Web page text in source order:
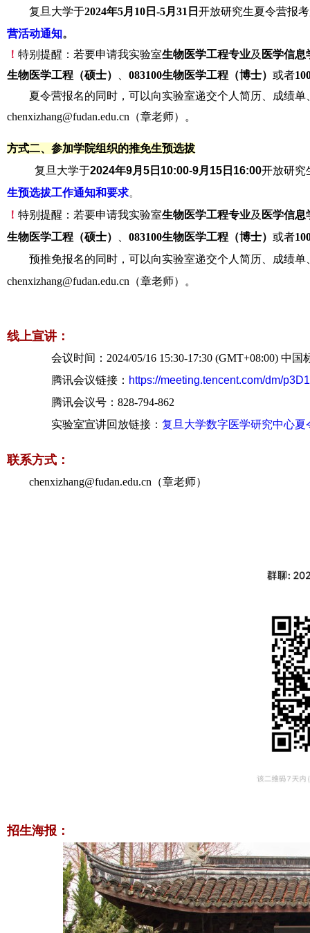
复旦大学于2024年5月10日-5月31日 开放研究生夏令营报
营活动通知。
！ 特别提醒：若要申请我实验室生物医学工程专业及 医学信息
生物医学工程（硕士）
083100生物医学工程（博士） 或者
夏令营报名的同时，可以向实验室递交个人简历、成绩
chenxizhang@fudan.edu.cn（章老师）。
方式二、参加学院组织的推免生预选拔
复旦大学于2024年9月5日10:00-9月15日16:00开放研究
生预选拔工作通知和要求。
！ 特别提醒：若要申请我实验室生物医学工程专业及 医学信息
生物医学工程（硕士）
083100生物医学工程（博士） 或者
预推免报名的同时，可以向实验室递交个人简历、成绩
chenxizhang@fudan.edu.cn（章老师）。
线上宣讲：
会议时间：2024/05/16 15:30-17:30 (GMT+08:00) 中国
腾讯会议链接： https://meeting.tencent.com/dm/
腾讯会议号：828-794-862
实验室宣讲回放链接： 复旦大学数字医学研究中心夏
联系方式：
chenxizhang@fudan.edu.cn（章老师）
招生海报：